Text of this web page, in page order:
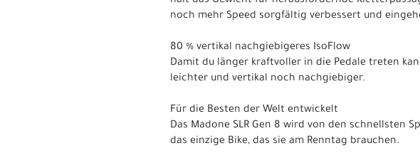
noch mehr Speed sorgfältig verbessert und
80 % vertikal nachgiebigeres IsoFlow
Damit du länger kraftvoller in die Pedale treten
leichter und vertikal noch nachgiebiger.
Für die Besten der Welt entwickelt
Das Madone SLR Gen 8 wird von den schnellsten
das einzige Bike, das sie am Renntag brauchen.